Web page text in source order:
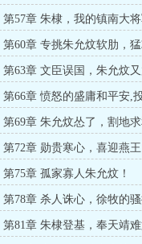
所事!
第57章 朱棣，我的镇南大将
第60章 专挑朱允炆软肋，猛
第63章 文臣误国，朱允炆又
第66章 愤怒的盛庸和平安,
第69章 朱允炆怂了，割地求
第72章 勋贵寒心，喜迎燕王
第75章 孤家寡人朱允炆！
第78章 杀人诛心，徐牧的
年！
第81章 朱棣登基，奉天靖难